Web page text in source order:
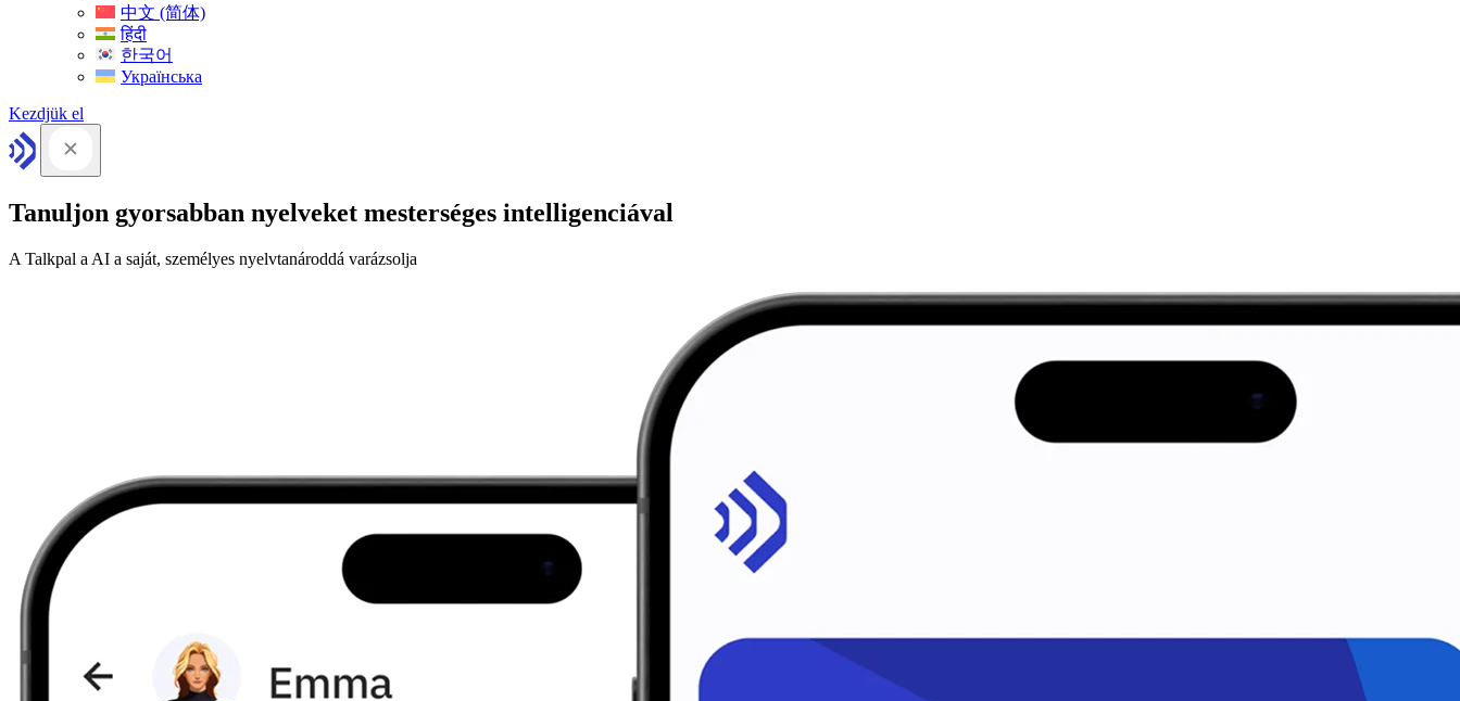
中文 (简体)
हिंदी
한국어
Українська
Kezdjük el
Tanuljon gyorsabban nyelveket mesterséges intelligenciával
A Talkpal a AI a saját, személyes nyelvtanároddá varázsolja